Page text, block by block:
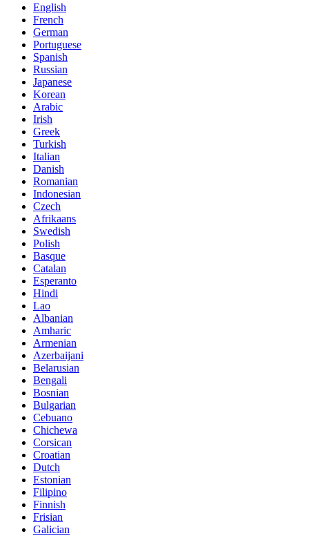
English
French
German
Portuguese
Spanish
Russian
Japanese
Korean
Arabic
Irish
Greek
Turkish
Italian
Danish
Romanian
Indonesian
Czech
Afrikaans
Swedish
Polish
Basque
Catalan
Esperanto
Hindi
Lao
Albanian
Amharic
Armenian
Azerbaijani
Belarusian
Bengali
Bosnian
Bulgarian
Cebuano
Chichewa
Corsican
Croatian
Dutch
Estonian
Filipino
Finnish
Frisian
Galician